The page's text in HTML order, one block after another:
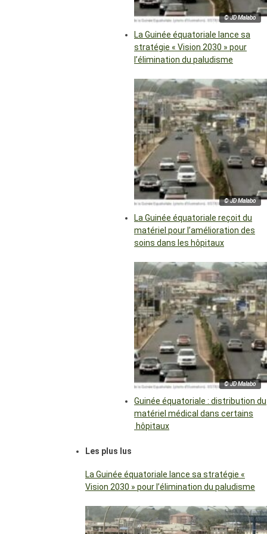
© JD Malabo
La Guinée équatoriale lance sa
stratégie « Vision 2030 » pour
l’élimination du paludisme
© JD Malabo
La Guinée équatoriale reçoit du
matériel pour l’amélioration des
soins dans les hôpitaux
© JD Malabo
Guinée équatoriale : distribution du
matériel médical dans certains
hôpitaux
Les plus lus
La Guinée équatoriale lance sa stratégie «
Vision 2030 » pour l’élimination du paludisme